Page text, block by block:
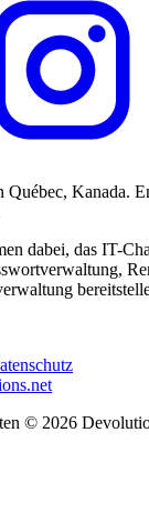
Québec, Kanada.
dabei, das IT-
© 2026